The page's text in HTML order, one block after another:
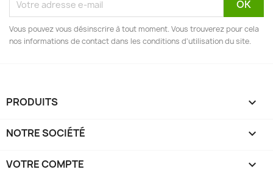
Vous pouvez vous désinscrire à tout moment. Vous trouverez pour cela
nos informations de contact dans les conditions d'utilisation du site.
PRODUITS 
NOTRE SOCIÉTÉ 
VOTRE COMPTE 